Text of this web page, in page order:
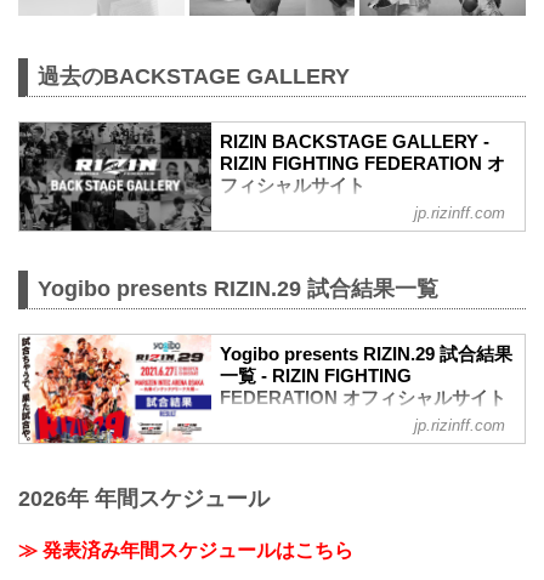
過去のBACKSTAGE GALLERY
RIZIN BACKSTAGE GALLERY -
RIZIN FIGHTING FEDERATION オ
フィシャルサイト
戦いの裏側で選手が見せる真実の素顔。
jp.rizinff.com
Yogibo presents RIZIN.29 試合結果一覧
Yogibo presents RIZIN.29 試合結果
一覧 - RIZIN FIGHTING
FEDERATION オフィシャルサイト
第13試合／BODYMAKER presents RIZIN
Full Fight | 皇治 vs. 白鳥大珠 / Kouzi vs.
youtu.be
jp.rizinff.com
2026年 年間スケジュール
≫ 発表済み年間スケジュールはこちら